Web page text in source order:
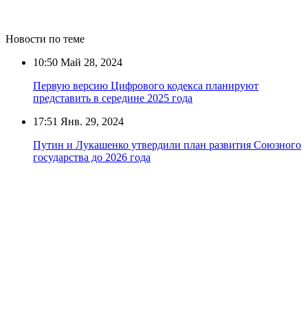
Новости по теме
10:50 Май 28, 2024
Первую версию Цифрового кодекса планируют
представить в середине 2025 года
17:51 Янв. 29, 2024
Путин и Лукашенко утвердили план развития Союзного
государства до 2026 года